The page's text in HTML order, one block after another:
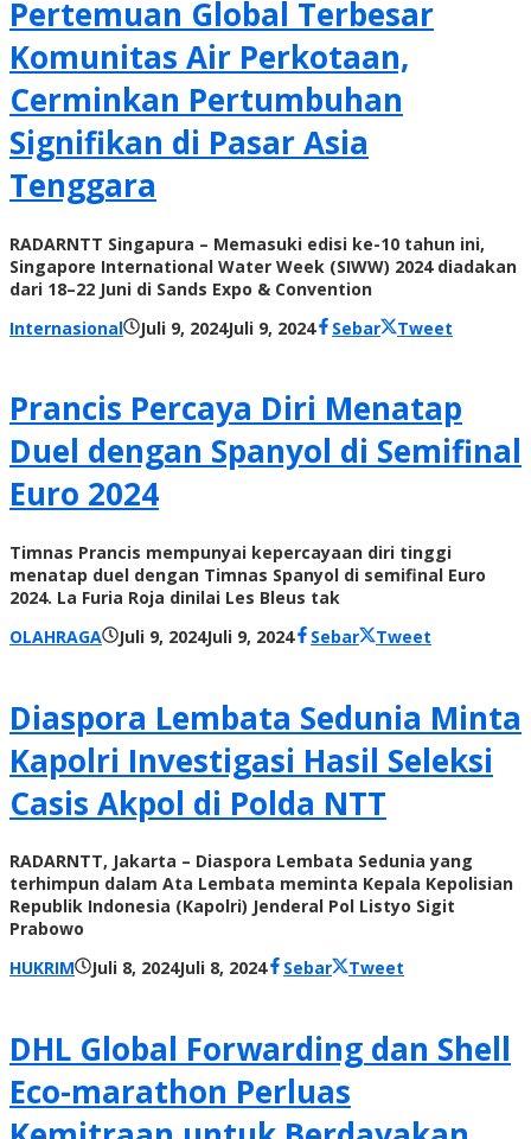
Pertemuan Global Terbesar
Komunitas Air Perkotaan,
Cerminkan Pertumbuhan
Signifikan di Pasar Asia
Tenggara
RADARNTT Singapura – Memasuki edisi ke-10 tahun ini,
Singapore International Water Week (SIWW) 2024 diadakan
dari 18–22 Juni di Sands Expo & Convention
Internasional
Juli 9, 2024Juli 9, 2024olehSebar Tweet
Prancis Percaya Diri Menatap
Duel dengan Spanyol di Semifinal
Euro 2024
Timnas Prancis mempunyai kepercayaan diri tinggi
menatap duel dengan Timnas Spanyol di semifinal Euro
2024. La Furia Roja dinilai Les Bleus tak
OLAHRAGA
Juli 9, 2024Juli 9, 2024olehSebar Tweet
Diaspora Lembata Sedunia Minta
Kapolri Investigasi Hasil Seleksi
Casis Akpol di Polda NTT
RADARNTT, Jakarta – Diaspora Lembata Sedunia yang
terhimpun dalam Ata Lembata meminta Kepala Kepolisian
Republik Indonesia (Kapolri) Jenderal Pol Listyo Sigit
Prabowo
HUKRIM
Juli 8, 2024Juli 8, 2024olehSebar Tweet
DHL Global Forwarding dan Shell
Eco-marathon Perluas